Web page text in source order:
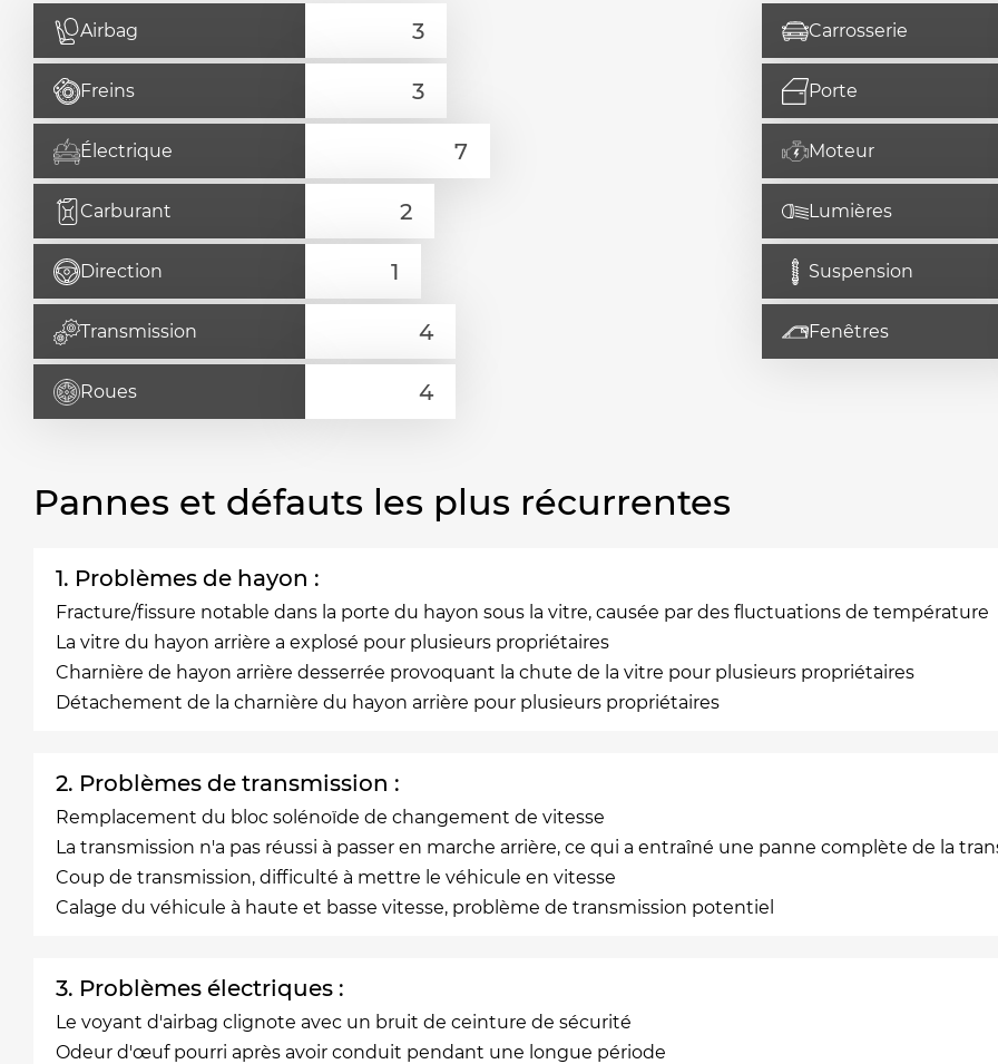
Airbag Carrosserie
Freins Porte
Électrique Moteur
Carburant Lumières
Direction Suspension
Transmission Fenêtres
Roues
Pannes et défauts les plus récurrentes
1. Problèmes de hayon :
Fracture/fissure notable dans la porte du hayon sous la vitre, causée par des fluctuations de température
La vitre du hayon arrière a explosé pour plusieurs propriétaires
Charnière de hayon arrière desserrée provoquant la chute de la vitre pour plusieurs propriétaires
Détachement de la charnière du hayon arrière pour plusieurs propriétaires
2. Problèmes de transmission :
Remplacement du bloc solénoïde de changement de vitesse
La transmission n'a pas réussi à passer en marche arrière, ce qui a entraîné une panne complète de la
Coup de transmission, difficulté à mettre le véhicule en vitesse
Calage du véhicule à haute et basse vitesse, problème de transmission potentiel
3. Problèmes électriques :
Le voyant d'airbag clignote avec un bruit de ceinture de sécurité
Odeur d'œuf pourri après avoir conduit pendant une longue période